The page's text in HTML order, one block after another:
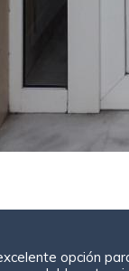
opción